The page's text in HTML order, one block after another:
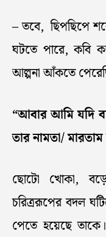
– তবে, ছিপছিপে
ঘটতে পারে, কবি
আল্পনা আঁকতে
“আবার আমি যদি
তার নামতা/
ছোটো খোকা,
চরিত্ররূপের বদল
পেতে হয়েছে